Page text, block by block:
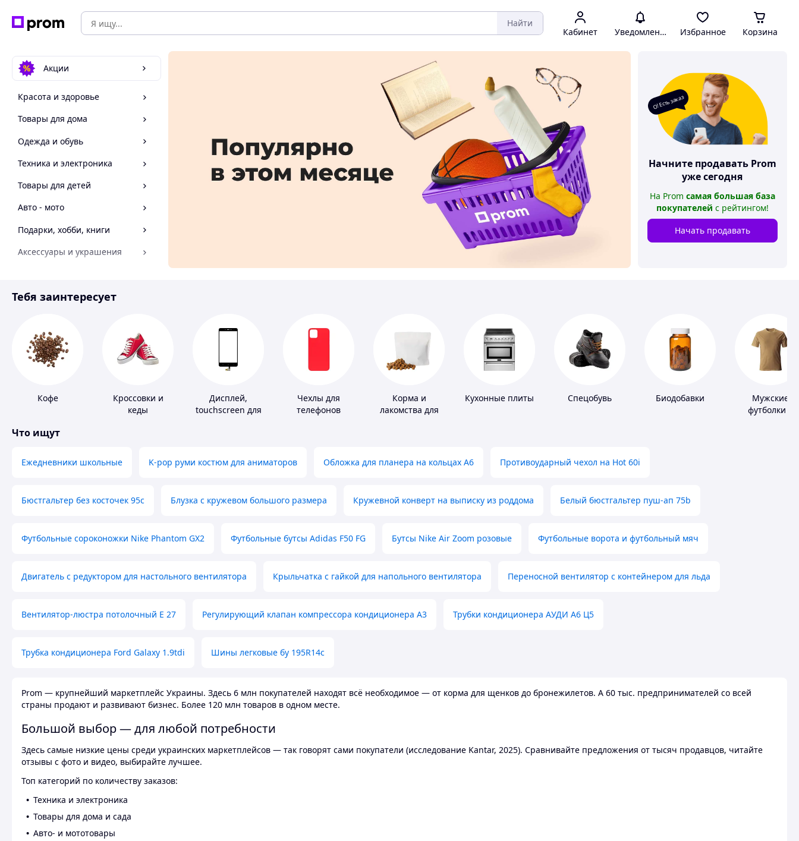
Найти
Кабинет Уведомления Избранное Корзина
Акции
Красота и здоровье
Товары для дома
Одежда и обувь
Техника и электроника
Товары для детей
Авто - мото
Подарки, хобби, книги
Аксессуары и украшения
Спорт и отдых
О! Есть заказ
Начните продавать Prom
уже сегодня
На Prom самая большая база
покупателей с рейтингом!
Начать продавать
Тебя заинтересует
Кофе
Кроссовки и
кеды
Дисплей,
touchscreen для
Чехлы для
телефонов
Корма и
лакомства для
Кухонные плиты Спецобувь Биодобавки
Мужские
футболки и
Что ищут
Ежедневники школьные K-pop руми костюм для аниматоров Обложка для планера на кольцах А6 Противоударный чехол на Hot 60i
Бюстгальтер без косточек 95с Блузка с кружевом большого размера Кружевной конверт на выписку из роддома Белый бюстгальтер пуш-ап 75b
Футбольные сороконожки Nike Phantom GX2 Футбольные бутсы Adidas F50 FG Бутсы Nike Air Zoom розовые Футбольные ворота и футбольный мяч
Двигатель с редуктором для настольного вентилятора Крыльчатка с гайкой для напольного вентилятора Переносной вентилятор с контейнером для льда
Вентилятор-люстра потолочный E 27 Регулирующий клапан компрессора кондиционера А3 Трубки кондиционера АУДИ А6 Ц5
Трубка кондиционера Ford Galaxy 1.9tdi Шины легковые бу 195R14c
Prom — крупнейший маркетплейс Украины. Здесь 6 млн покупателей находят всё необходимое — от корма для щенков до бронежилетов. А 60 тыс. предпринимателей со всей
страны продают и развивают бизнес. Более 120 млн товаров в одном месте.
Большой выбор — для любой потребности
Здесь самые низкие цены среди украинских маркетплейсов — так говорят сами покупатели (исследование Kantar, 2025). Сравнивайте предложения от тысяч продавцов, читайте
отзывы с фото и видео, выбирайте лучшее.
Топ категорий по количеству заказов:
Техника и электроника
Товары для дома и сада
Авто- и мототовары